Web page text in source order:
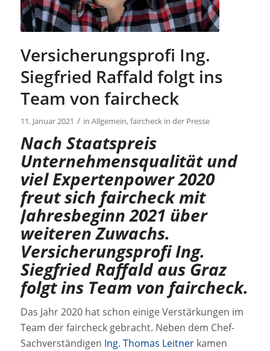
Versicherungsprofi Ing.
Siegfried Raffald folgt ins
Team von faircheck
11. Januar 2021 / in Allgemein,faircheck in der Presse
Nach Staatspreis
Unternehmensqualität und
viel Expertenpower 2020
freut sich faircheck mit
Jahresbeginn 2021 über
weiteren Zuwachs.
Versicherungsprofi Ing.
Siegfried Raffald aus Graz
folgt ins Team von faircheck.
Das Jahr 2020 hat schon einige Verstärkungen im
Team der faircheck gebracht. Neben dem Chef-
Sachverständigen Ing. Thomas Leitnerkamen